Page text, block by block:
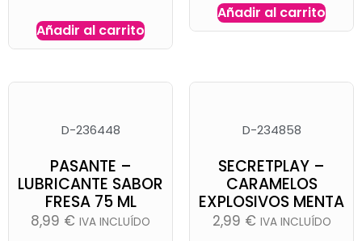
Añadir al carrito
Añadir al carrito
D-236448
PASANTE –
LUBRICANTE SABOR
FRESA 75 ML
8,99 € IVA INCLUÍDO
D-234858
SECRETPLAY –
CARAMELOS
EXPLOSIVOS MENTA
2,99 € IVA INCLUÍDO